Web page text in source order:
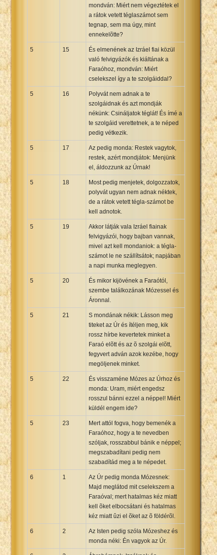
mondván: Miért nem végeztétek el
a rátok vetett téglaszámot sem
tegnap, sem ma úgy, mint
ennekelõtte?
5 15
És elmenének az Izráel fiai közül
való felvigyázók és kiáltának a
Faraóhoz, mondván: Miért
cselekszel így a te szolgáiddal?
5 16
Polyvát nem adnak a te
szolgáidnak és azt mondják
nékünk: Csináljatok téglát! És ímé a
te szolgáid verettetnek, a te néped
pedig vétkezik.
5 17
Az pedig monda: Restek vagytok,
restek, azért mondjátok: Menjünk
el, áldozzunk az Úrnak!
5 18
Most pedig menjetek, dolgozzatok,
polyvát ugyan nem adnak néktek,
de a rátok vetett tégla-számot be
kell adnotok.
5 19
Akkor látják vala Izráel fiainak
felvigyázói, hogy bajban vannak,
mivel azt kell mondaniok: a tégla-
számot le ne szállítsátok; napjában
a napi munka meglegyen.
5 20
És mikor kijövének a Faraótól,
szembe találkozának Mózessel és
Áronnal.
5 21
S mondának nékik: Lásson meg
titeket az Úr és ítéljen meg, kik
rossz hírbe kevertetek minket a
Faraó elõtt és az õ szolgái elõtt,
fegyvert adván azok kezébe, hogy
megöljenek minket.
5 22
És visszaméne Mózes az Úrhoz és
monda: Uram, miért engedsz
rosszul bánni ezzel a néppel! Miért
küldél engem ide?
5 23
Mert attól fogva, hogy bemenék a
Faraóhoz, hogy a te nevedben
szóljak, rosszabbul bánik e néppel;
megszabadítani pedig nem
szabadítád meg a te népedet.
6 1
Az Úr pedig monda Mózesnek:
Majd meglátod mit cselekszem a
Faraóval; mert hatalmas kéz miatt
kell õket elbocsátani és hatalmas
kéz miatt ûzi el õket az õ földérõl.
6 2
Az Isten pedig szóla Mózeshez és
monda néki: Én vagyok az Úr.